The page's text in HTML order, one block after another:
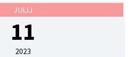
JULIJ
11
2023